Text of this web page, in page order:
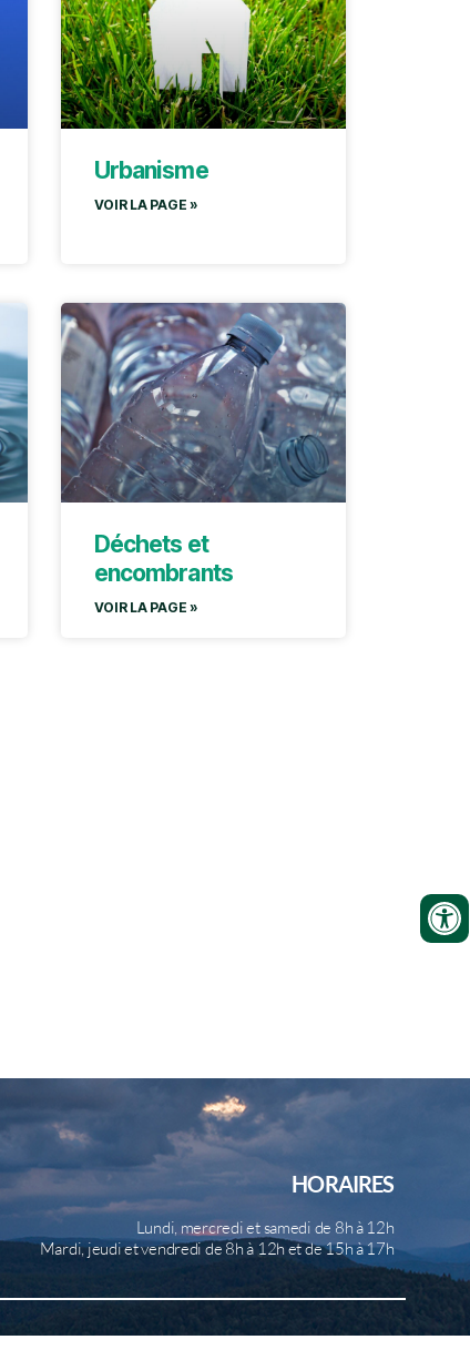
Urbanisme
VOIR LA PAGE »
Déchets et
encombrants
VOIR LA PAGE »
HORAIRES
Lundi, mercredi et samedi de 8h à 12h
Mardi, jeudi et vendredi de 8h à 12h et de 15h à 17h